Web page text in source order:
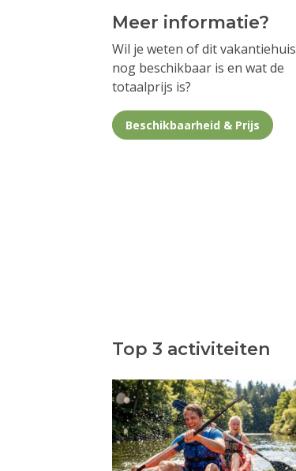
Meer informatie?
Wil je weten of dit vakantiehuis
nog beschikbaar is en wat de
totaalprijs is?
Beschikbaarheid & Prijs
Top 3 activiteiten